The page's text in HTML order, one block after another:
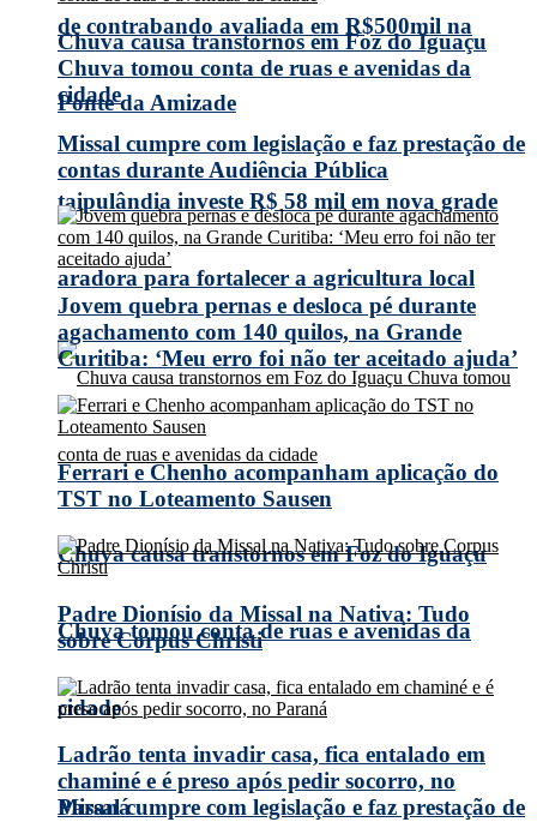
de contrabando avaliada em R$500mil na
Ponte da Amizade
taipulândia investe R$ 58 mil em nova grade
aradora para fortalecer a agricultura local
Chuva causa transtornos em Foz do Iguaçu
Chuva tomou conta de ruas e avenidas da
cidade
Missal cumpre com legislação e faz prestação de
Chuva causa transtornos em Foz do Iguaçu
Chuva tomou conta de ruas e avenidas da
cidade
Missal cumpre com legislação e faz prestação de
contas durante Audiência Pública
Jovem quebra pernas e desloca pé durante
agachamento com 140 quilos, na Grande
Curitiba: ‘Meu erro foi não ter aceitado ajuda’
Ferrari e Chenho acompanham aplicação do
TST no Loteamento Sausen
Padre Dionísio da Missal na Nativa: Tudo
sobre Corpus Christi
Ladrão tenta invadir casa, fica entalado em
chaminé e é preso após pedir socorro, no
Paraná